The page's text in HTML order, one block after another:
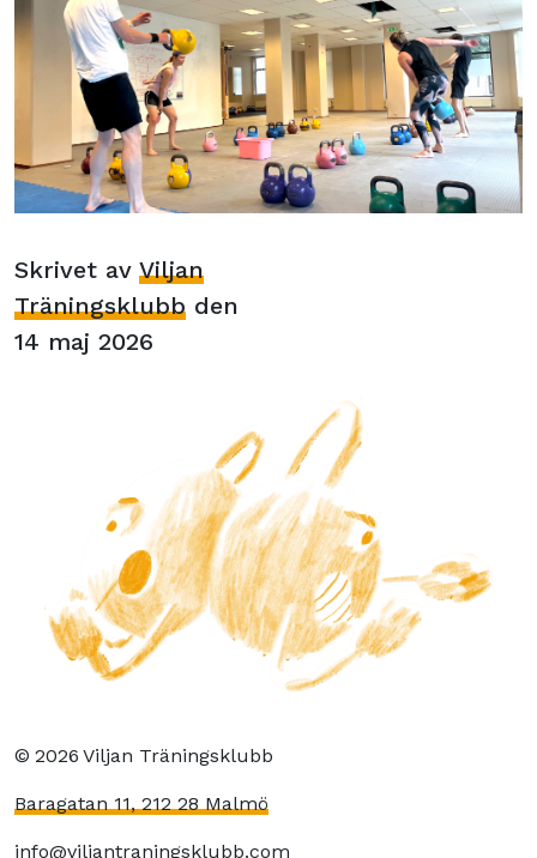
Skrivet av Viljan
Träningsklubb den
14 maj 2026
© 2026 Viljan Träningsklubb
Baragatan 11, 212 28 Malmö
info@viljantraningsklubb.com